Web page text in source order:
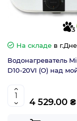
3
На складе в
Водонагреватель
D10-20VI (О) над
4 529.00 ₴